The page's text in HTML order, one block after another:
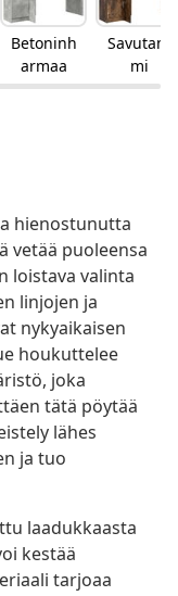
Betoninh
armaa
Savutam
mi
hienostunutta
vetää puoleensa
loistava valinta
linjojen ja
nykyaikaisen
houkuttelee
joka
tätä pöytää
lähes
ja tuo
laadukkaasta
kestää
tarjoaa